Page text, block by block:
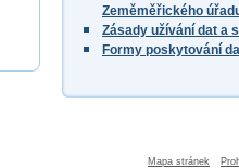
Zeměměřického
Zásady užívání dat a
Formy poskytování
Mapa stránek